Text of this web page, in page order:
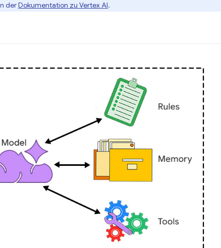
derDokumentation zu Vertex AI.